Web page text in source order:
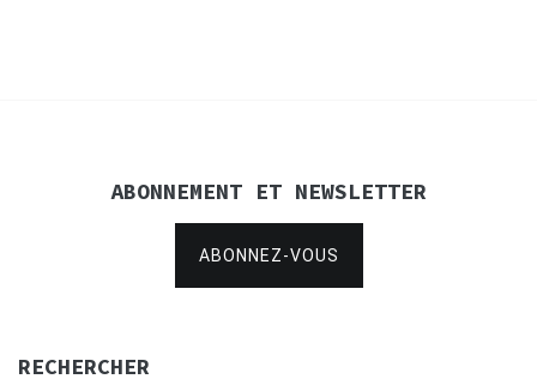
ABONNEMENT ET NEWSLETTER
ABONNEZ-VOUS
RECHERCHER